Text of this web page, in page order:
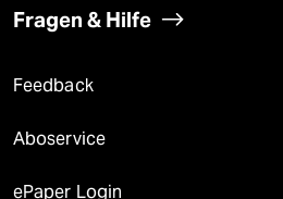
Fragen & Hilfe
Feedback
Aboservice
ePaper Login